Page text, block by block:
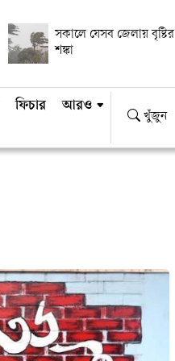
সকালে যেসব জেলায় বৃষ্টির
শঙ্কা
ফিচার আরও
খুঁজুন